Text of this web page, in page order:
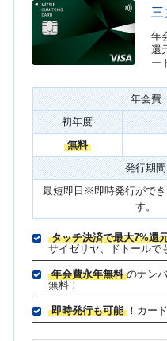
三
年
還
ー
年会費
初年度
無料
発行期間
最短即日※即時発行ができ
す。
タッチ決済で最大7%還
サイゼリヤ、ドトールで
年会費永年無料 のナン
無料！
即時発行も可能 ！カー